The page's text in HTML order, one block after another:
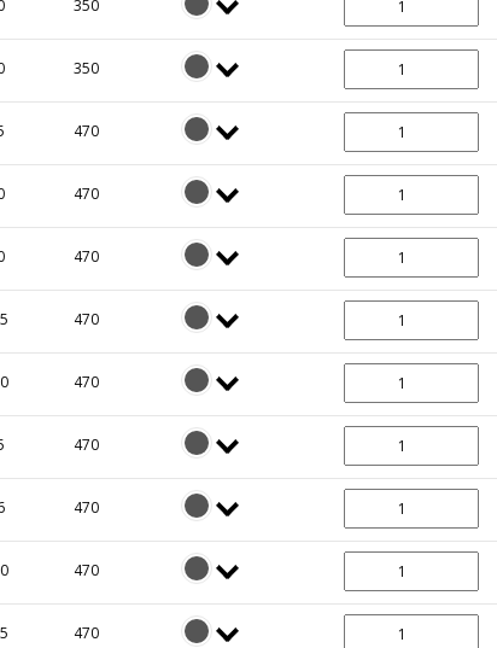
350
350
470
470
470
470
470
470
470
470
470